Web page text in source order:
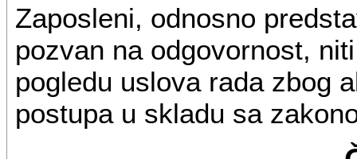
Zaposleni, odnosno
pozvan na odgovornost,
pogledu uslova rada zbog
postupa u skladu sa